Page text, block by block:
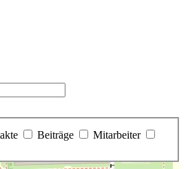
Beiträge
Mitarbeiter